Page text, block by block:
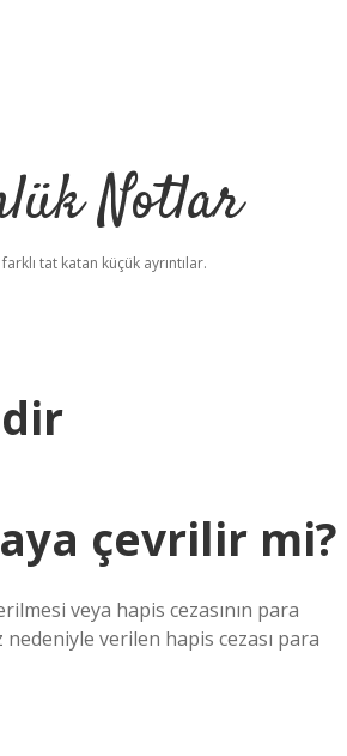
Notlar
tat katan küçük ayrıntılar.
çevrilir mi?
veya hapis cezasının para
verilen hapis cezası para